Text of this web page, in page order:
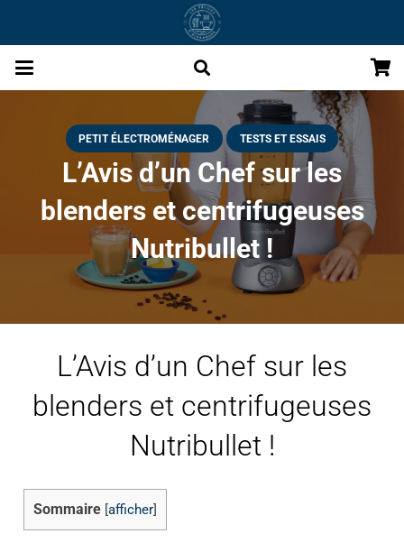
PETIT ÉLECTROMÉNAGER TESTS ET ESSAIS
L’Avis d’un Chef sur les
blenders et centrifugeuses
Nutribullet !
L’Avis d’un Chef sur les
blenders et centrifugeuses
Nutribullet !
Sommaire afficher]